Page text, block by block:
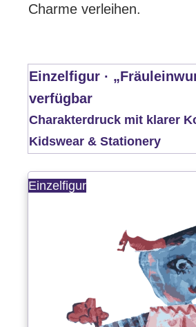
Charme verleihen.
Einzelfigur ·
verfügbar
Charakterdruck mit klarer
Kidswear & Stationery
Einzelfigur